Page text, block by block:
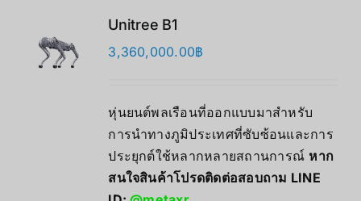
Unitree B1
3,360,000.00฿
หุ่นยนต์พลเรือนที่ออกแบบมาสำหรับ
การนำทางภูมิประเทศที่ซับซ้อนและการ
ประยุกต์ใช้หลากหลายสถานการณ์ หาก
สนใจสินค้าโปรดติดต่อสอบถาม LINE